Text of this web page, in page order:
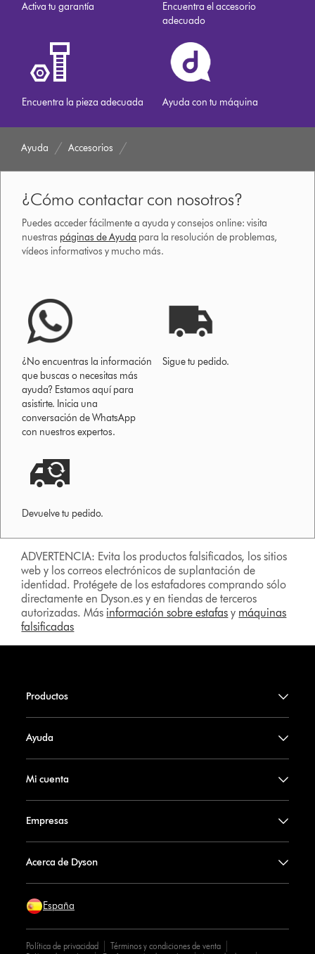
Activa tu garantía
Encuentra el accesorio
adecuado
Encuentra la pieza adecuada Ayuda con tu máquina
Ayuda Accesorios
¿Cómo contactar con nosotros?
Puedes acceder fácilmente a ayuda y consejos online: visita
nuestras páginas de Ayuda para la resolución de problemas,
vídeos informativos y mucho más.
¿No encuentras la información
que buscas o necesitas más
ayuda? Estamos aquí para
asistirte. Inicia una
conversación de WhatsApp
con nuestros expertos.
Sigue tu pedido.
Devuelve tu pedido.
ADVERTENCIA: Evita los productos falsificados, los sitios
web y los correos electrónicos de suplantación de
identidad. Protégete de los estafadores comprando sólo
directamente en Dyson.es y en tiendas de terceros
autorizadas. Más información sobre estafas y máquinas
falsificadas
Productos
Ayuda
Mi cuenta
Empresas
Acerca de Dyson
España
Política de privacidad
Términos y condiciones de venta